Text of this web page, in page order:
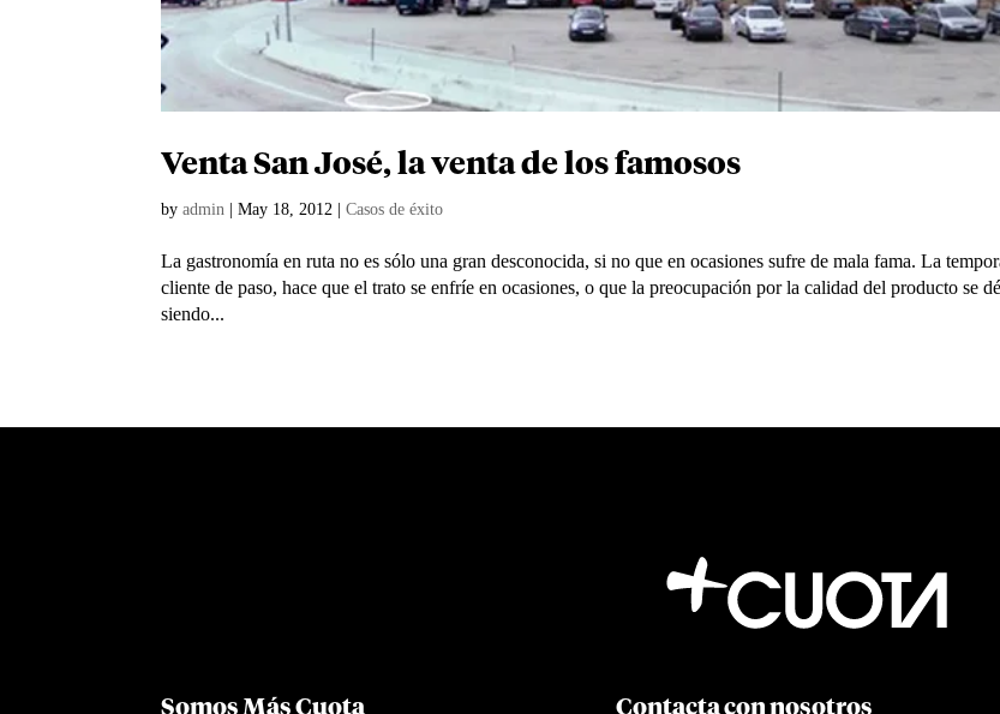
Venta San José, la venta de los famosos
byadmin |May 18, 2012 |Casos de éxito
La gastronomía en ruta no es sólo una gran desconocida, si no que en ocasiones sufre de mala fama. La
cliente de paso, hace que el trato se enfríe en ocasiones, o que la preocupación por la calidad del producto se
siendo...
Somos Más Cuota Contacta con nosotros